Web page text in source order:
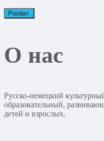
О нас
Русско-немецкий
образовательный,
детей и взрослых.